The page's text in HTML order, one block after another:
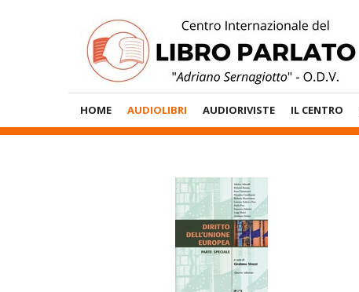
Menù
Principale
HOME AUDIOLIBRI AUDIORIVISTE IL CENTRO